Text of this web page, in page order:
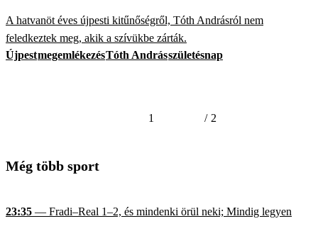
A hatvanöt éves újpesti kitűnőségről, Tóth Andrásról nem
feledkeztek meg, akik a szívükbe zárták.
ÚjpestmegemlékezésTóth Andrásszületésnap
1 / 2
Még több sport
23:35 — Fradi–Real 1–2, és mindenki örül neki; Mindig legyen